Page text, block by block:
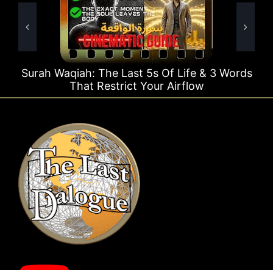
Surah Waqiah: The Last 5s Of Life & 3 Words
That Restrict Your Airflow